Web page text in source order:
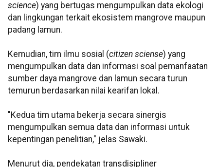
science) yang bertugas mengumpulkan data ekologi
dan lingkungan terkait ekosistem mangrove maupun
padang lamun.
Kemudian, tim ilmu sosial (citizen sciense) yang
mengumpulkan data dan informasi soal pemanfaatan
sumber daya mangrove dan lamun secara turun
temurun berdasarkan nilai kearifan lokal.
"Kedua tim utama bekerja secara sinergis
mengumpulkan semua data dan informasi untuk
kepentingan penelitian," jelas Sawaki.
Menurut dia, pendekatan transdisipliner